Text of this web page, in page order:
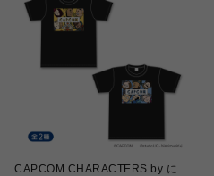
CAPCOM CHARACTERS by に